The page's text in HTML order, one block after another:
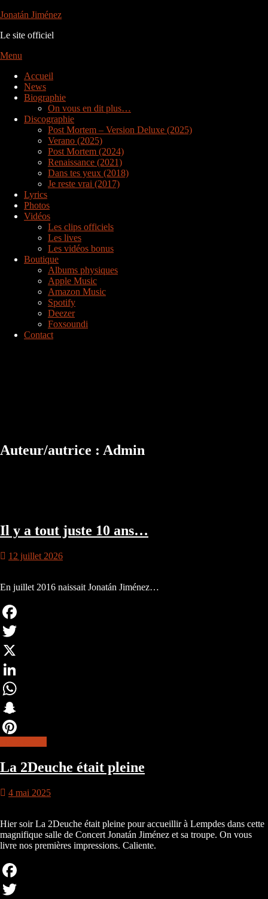
Aller
contenu
Jonatán Jiménez
Le site officiel
Menu
Accueil
News
Biographie
On vous en dit plus…
Discographie
Post Mortem – Version Deluxe (2025)
Verano (2025)
Post Mortem (2024)
Renaissance (2021)
Dans tes yeux (2018)
Je reste vrai (2017)
Lyrics
Photos
Vidéos
Les clips officiels
Les lives
Les vidéos bonus
Boutique
Albums physiques
Apple Music
Amazon Music
Spotify
Deezer
Foxsoundi
Contact
Auteur/autrice : Admin
Il y a tout juste 10 ans…
12 juillet 2026
En juillet 2016 naissait Jonatán Jiménez…
Facebook
Twitter
X
LinkedIn
WhatsApp
Snapchat
Pinterest
La 2Deuche était pleine
4 mai 2025
Hier soir La 2Deuche était pleine pour accueillir à Lempdes dans cette
magnifique salle de Concert Jonatán Jiménez et sa troupe. On vous
livre nos premières impressions. Caliente.
Facebook